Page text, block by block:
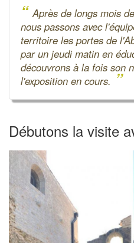
“Après de longs mois
nous passons avec
territoire les portes de
par un jeudi matin en
découvrons à la fois son
l'exposition en cours. ”
Débutons la visite